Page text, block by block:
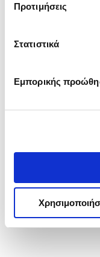
Προτιμήσεις
Στατιστικά
Εμπορικής